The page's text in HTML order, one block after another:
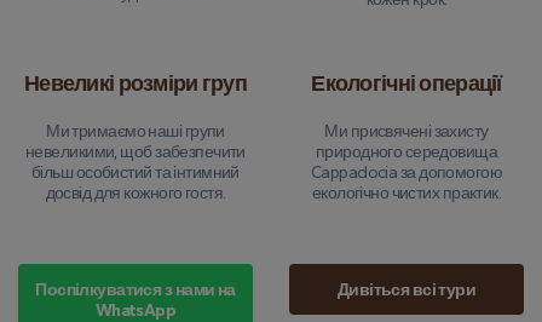
Невеликі розміри груп
Ми тримаємо наші групи
невеликими, щоб забезпечити
більш особистий та інтимний
досвід для кожного гостя.
Екологічні операції
Ми присвячені захисту
природного середовища
Cappadocia за допомогою
екологічно чистих практик.
Поспілкуватися з нами на
WhatsApp
Дивіться всі тури